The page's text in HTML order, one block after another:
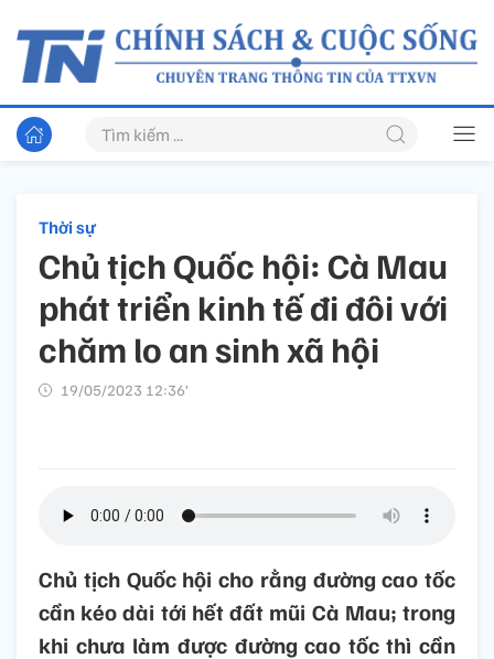
Thời sự
Chủ tịch Quốc hội: Cà Mau
phát triển kinh tế đi đôi với
chăm lo an sinh xã hội
19/05/2023 12:36’
Chủ tịch Quốc hội cho rằng đường cao tốc
cần kéo dài tới hết đất mũi Cà Mau; trong
khi chưa làm được đường cao tốc thì cần